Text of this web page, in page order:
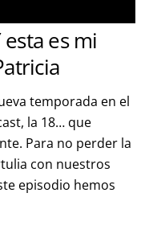
esta es mi
temporada en el
la 18… que
Para no perder la
con nuestros
episodio hemos